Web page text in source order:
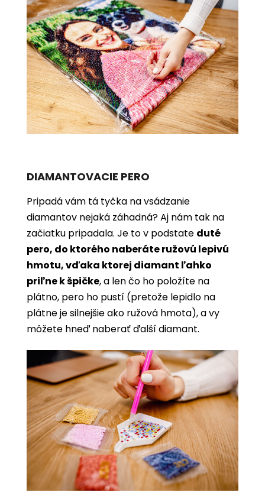
DIAMANTOVACIE PERO
Pripadá vám tá tyčka na vsádzanie
diamantov nejaká záhadná? Aj nám tak na
začiatku pripadala. Je to v podstate duté
pero, do ktorého naberáte ružovú lepivú
hmotu, vďaka ktorej diamant ľahko
priľne k špičke, a len čo ho položíte na
plátno, pero ho pustí (pretože lepidlo na
plátne je silnejšie ako ružová hmota), a vy
môžete hneď naberať ďalší diamant.